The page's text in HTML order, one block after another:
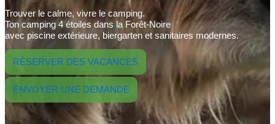
Trouver le calme, vivre le camping.
Ton camping 4 étoiles dans la Forêt-Noire
avec piscine extérieure, biergarten et sanitaires modernes.
RÉSERVER DES VACANCES
ENVOYER UNE DEMANDE